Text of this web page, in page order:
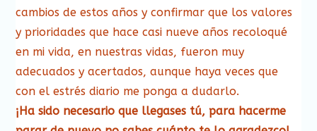
cambios de estos años y confirmar que los valores
y prioridades que hace casi nueve años recoloqué
en mi vida, en nuestras vidas, fueron muy
adecuados y acertados, aunque haya veces que
con el estrés diario me ponga a dudarlo.
¡Ha sido necesario que llegases tú, para hacerme